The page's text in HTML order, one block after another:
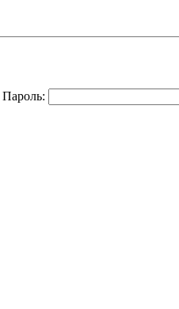
Пароль: